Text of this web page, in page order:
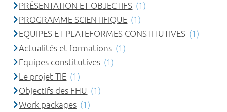
PRÉSENTATION ET OBJECTIFS (1)
PROGRAMME SCIENTIFIQUE (1)
EQUIPES ET PLATEFORMES CONSTITUTIVES (1)
Actualités et formations (1)
Equipes constitutives (1)
Le projet TIE (1)
Objectifs des FHU (1)
Work packages (1)